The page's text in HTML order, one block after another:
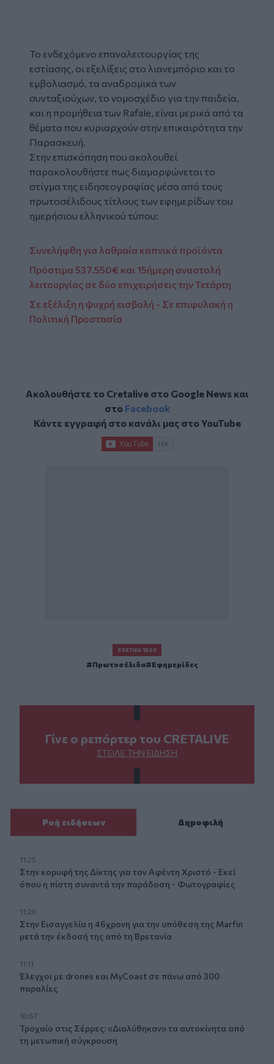
Το ενδεχόμενο επαναλειτουργίας της
εστίασης, οι εξελίξεις στο λιανεμπόριο και το
εμβολιασμό, τα αναδρομικά των
συνταξιούχων, το νομοσχέδιο για την παιδεία,
και η προμήθεια των Rafale, είναι μερικά από τα
θέματα που κυριαρχούν στην επικαιρότητα την
Παρασκευή.
Στην επισκόπηση που ακολουθεί
παρακολουθήστε πως διαμορφώνεται το
στίγμα της ειδησεογραφίας μέσα από τους
πρωτοσέλιδους τίτλους των εφημερίδων του
ημερήσιου ελληνικού τύπου:
Συνελήφθη για λαθραία καπνικά προϊόντα
Πρόστιμα 537.550€ και 15ήμερη αναστολή
λειτουργίας σε δύο επιχειρήσεις την Τετάρτη
Σε εξέλιξη η ψυχρή εισβολή - Σε επιφυλακή η
Πολιτική Προστασία
Ακολουθήστε το Cretalive στο Google Newsκαι
στο Facebook
Κάντε εγγραφή στο κανάλι μας στοYouTube
ΣΧΕΤΙΚΆ TAGS
Πρωτοσέλιδα Εφημερίδες
Γίνε ο ρεπόρτερ του CRETALIVE
ΣΤΕΊΛΕ ΤΗΝ ΕΊΔΗΣΗ
Ροή ειδήσεων Δημοφιλή
11:25
Στην κορυφή της Δίκτης για τον Αφέντη Χριστό - Εκεί
όπου η πίστη συναντά την παράδοση - Φωτογραφίες
11:20
Στην Εισαγγελία η 46χρονη για την υπόθεση της Marfin
μετά την έκδοσή της από τη Βρετανία
11:11
Έλεγχοι με drones και MyCoast σε πάνω από 300
παραλίες
10:57
Τροχαίο στις Σέρρες: «Διαλύθηκαν» τα αυτοκίνητα από
τη μετωπική σύγκρουση